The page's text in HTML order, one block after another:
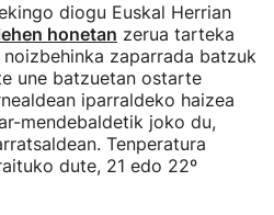
diogu Euskal Herrian
honetan zerua tarteka
zaparrada batzuk
une batzuetan ostarte
iparraldeko haizea
mendebaldetik joko du,
Tenperatura
dute, 21 edo 22º